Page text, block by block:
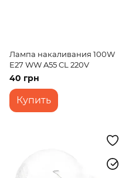
Лампа накаливания 100W
E27 WW A55 CL 220V
40 грн
Купить